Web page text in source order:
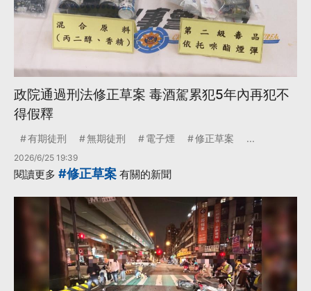
政院通過刑法修正草案 毒酒駕累犯5年內再犯不
得假釋
有期徒刑 無期徒刑 電子煙 修正草案 ...
2026/6/25 19:39
閱讀更多 #修正草案 有關的新聞